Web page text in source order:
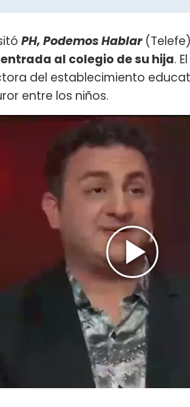
PH, Podemos Hablar
al colegio de su hija.
del establecimiento
entre los niños.